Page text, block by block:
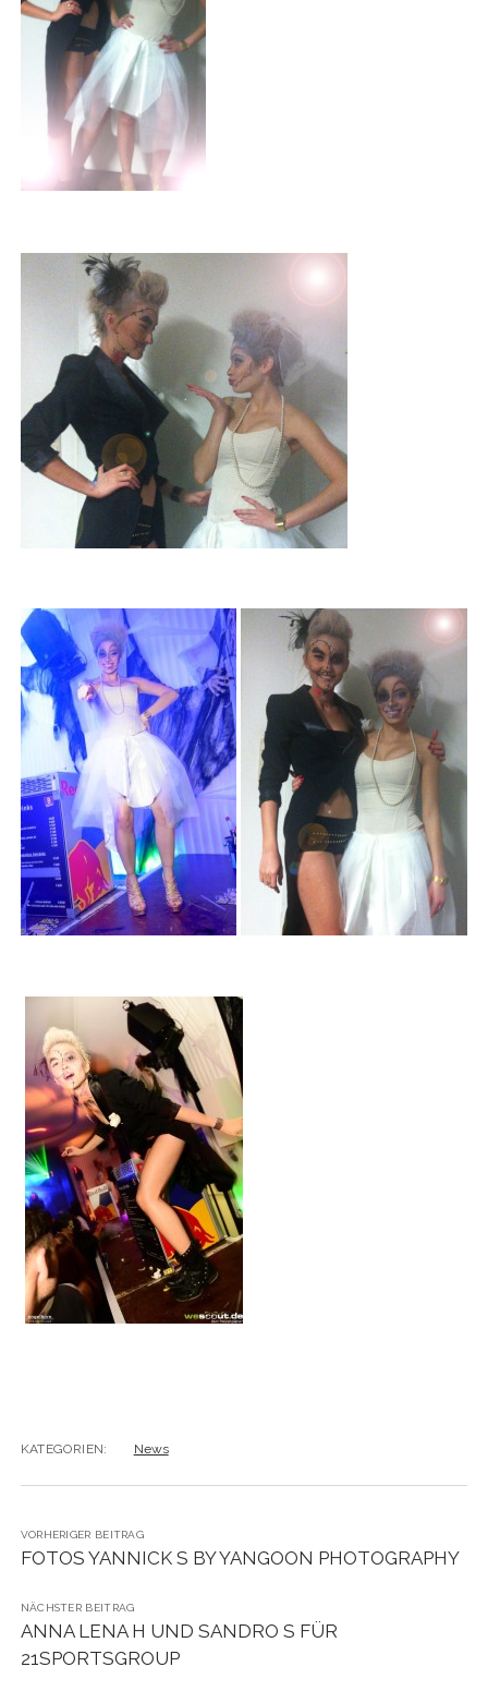
KATEGORIEN: News
VORHERIGER BEITRAG
FOTOS YANNICK S BY YANGOON PHOTOGRAPHY
NÄCHSTER BEITRAG
ANNA LENA H UND SANDRO S FÜR
21SPORTSGROUP